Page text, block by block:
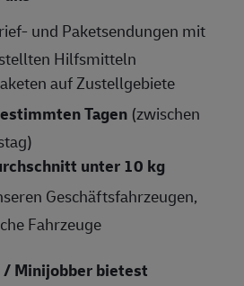
und Paketsendungen mit
Hilfsmitteln
auf Zustellgebiete
Tagen (zwischen
unter 10 kg
Geschäftsfahrzeugen,
Fahrzeuge
/ Minijobber bietest